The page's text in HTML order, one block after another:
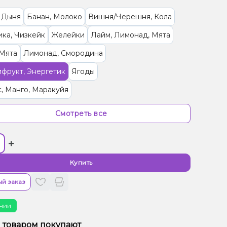
Дыня Банан, Молоко
Вишня/Черешня, Кола
Чизкейк
Желейки
Лайм, Лимонад, Мята
Лимонад, Смородина
Энергетик
Ягоды
Манго, Маракуйя
Малина, Черника/Голубика
Малина, Мороженое
Банан, Клубника
Малина, Персик
Дыня, Мята, Черника/Голубика
Грейпфрут
Джем, Мандарин
Мороженое, Персик
Смотреть все
+
Купить
заказ
товаром покупают